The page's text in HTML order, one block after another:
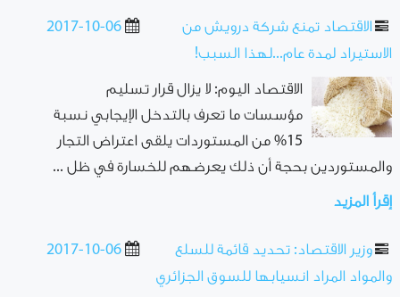
2017-10-06
الاقتصاد تمنع شركة درويش من
الاستيراد لمدة عام...لهذا السبب!
الاقتصاد اليوم: لا يزال قرار تسليم
مؤسسات ما تعرف بالتدخل الإيجابي نسبة
15% من المستوردات يلقى اعتراض التجار
والمستوردين بحجة أن ذلك يعرضهم للخسارة في ظل ...
إقرأ المزيد
2017-10-06
وزير الاقتصاد: تحديد قائمة للسلع
والمواد المراد انسيابها للسوق الجزائري